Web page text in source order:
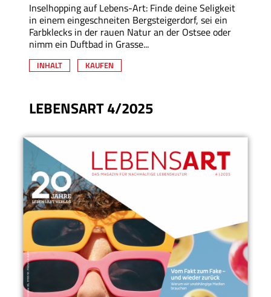
Inselhopping auf Lebens-Art: Finde deine Seligkeit
in einem eingeschneiten Bergsteigerdorf, sei ein
Farbklecks in der rauen Natur an der Ostsee oder
nimm ein Duftbad in Grasse...
INHALT KAUFEN
LEBENSART 4/2025